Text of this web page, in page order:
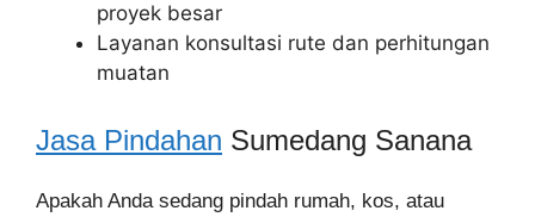
proyek besar
Layanan konsultasi rute dan perhitungan
muatan
Jasa Pindahan Sumedang Sanana
Apakah Anda sedang pindah rumah, kos, atau